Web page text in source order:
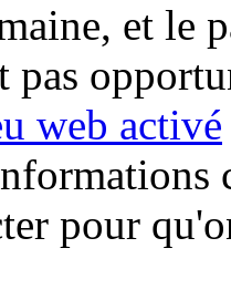
et le
pas
web activé
pour